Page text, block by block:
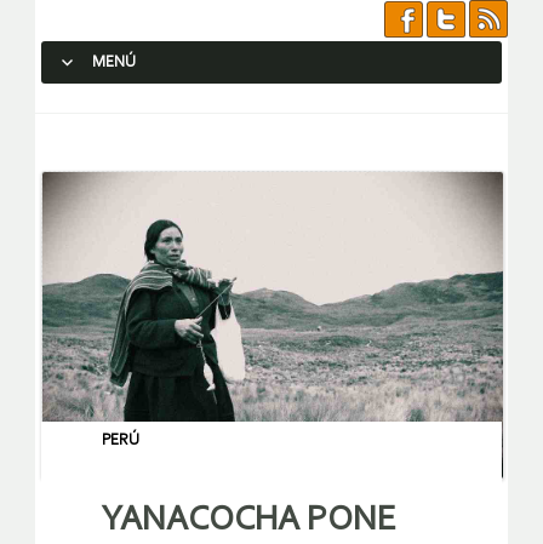
MENÚ
PERÚ
YANACOCHA PONE